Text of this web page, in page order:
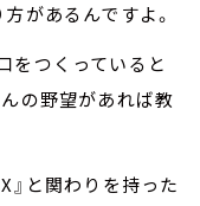
があるんですよ。
つくっていると
の野望があれば教
と関わりを持った